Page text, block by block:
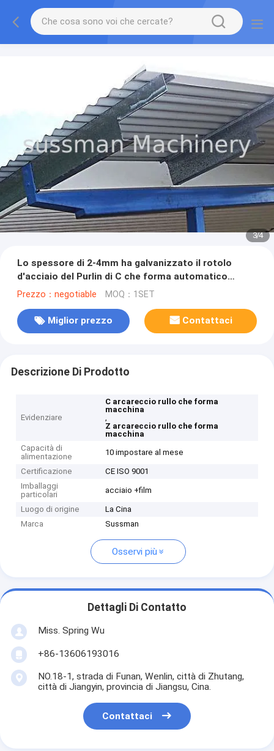
3/4
Lo spessore di 2-4mm ha galvanizzato il rotolo
d'acciaio del Purlin di C che forma automatico
durevole ad alta velocità a macchina
Prezzo：negotiable MOQ：1SET
Miglior prezzo Contattaci
Descrizione Di Prodotto
Evidenziare
C arcareccio rullo che forma
macchina
,
Z arcareccio rullo che forma
macchina
Capacità di
alimentazione
10 impostare al mese
Certificazione
CE ISO 9001
Imballaggi
particolari
acciaio +film
Luogo di origine
La Cina
Marca
Sussman
Osservi più
Dettagli Di Contatto
Miss. Spring Wu
+86-13606193016
NO.18-1, strada di Funan, Wenlin, città di Zhutang,
città di Jiangyin, provincia di Jiangsu, Cina.
Contattaci